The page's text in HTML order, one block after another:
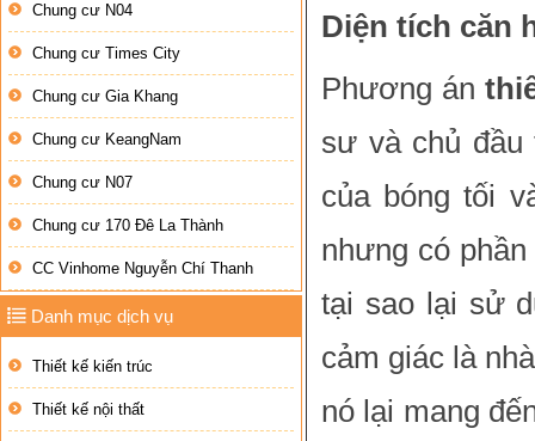
Chung cư N04
Chung cư Times City
Chung cư Gia Khang
Chung cư KeangNam
Chung cư N07
Chung cư 170 Đê La Thành
CC Vinhome Nguyễn Chí Thanh
Danh mục dịch vụ
Thiết kế kiến trúc
Thiết kế nội thất
Diện tích căn
Phương án
sư và chủ
của bóng tối
nhưng có
tại sao lại sử
cảm giác là
nó lại mang